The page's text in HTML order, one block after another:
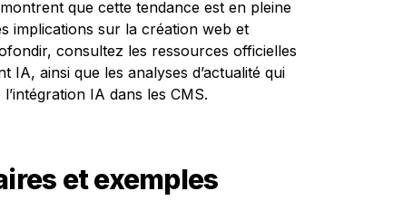
que cette tendance est en pleine
implications sur la création web et
consultez les ressources officielles
IA, ainsi que les analyses d’actualité qui
IA dans les CMS.
et exemples